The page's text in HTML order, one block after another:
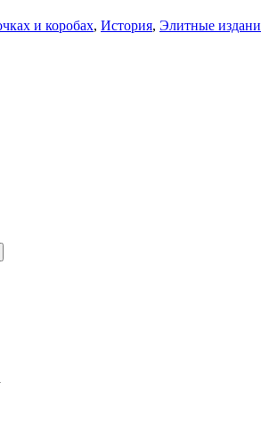
и коробах, История, Элитные